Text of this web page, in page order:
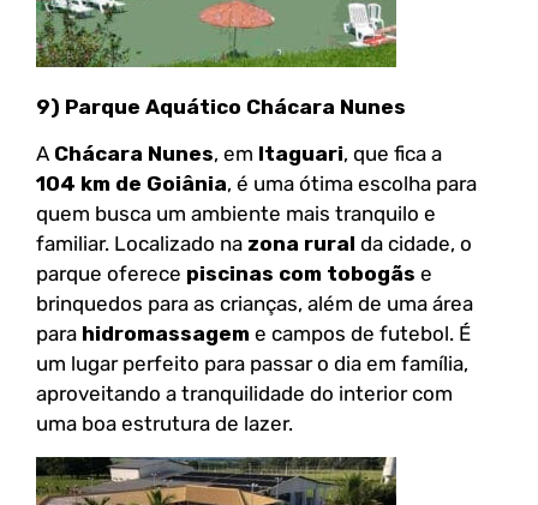
9) Parque Aquático Chácara Nunes
A Chácara Nunes, em Itaguari, que fica a
104 km de Goiânia, é uma ótima escolha para
quem busca um ambiente mais tranquilo e
familiar. Localizado na zona rural da cidade, o
parque oferece piscinas com tobogãs e
brinquedos para as crianças, além de uma área
para hidromassagem e campos de futebol. É
um lugar perfeito para passar o dia em família,
aproveitando a tranquilidade do interior com
uma boa estrutura de lazer.